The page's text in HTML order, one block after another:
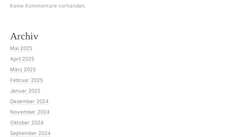
Keine Kommentare vorhanden.
Archiv
Mai 2025
April 2025
März 2025
Februar 2025
Januar 2025
Dezember 2024
November 2024
Oktober 2024
September 2024